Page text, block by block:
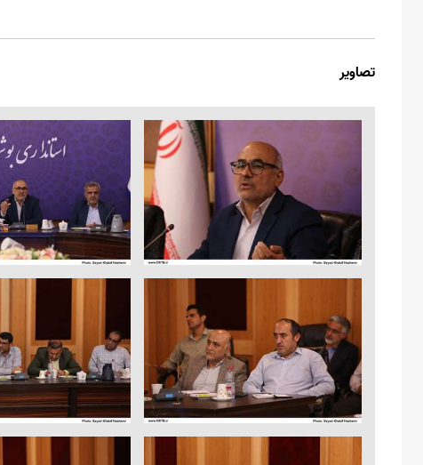
تصاویر